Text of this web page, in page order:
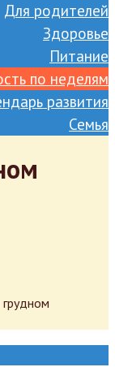
Для родителей
Здоровье
Питание
по неделям
развития
Семья